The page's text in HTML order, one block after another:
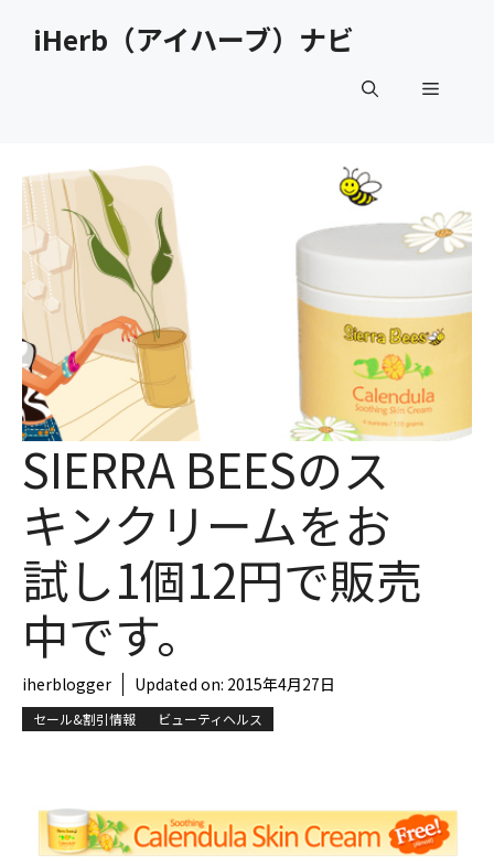
iHerb（アイハーブ）ナビ
メ
ュ
SIERRA BEESのス
キンクリームをお
試し1個12円で販売
中です。
iherblogger Updated on: 2015年4月27日
セール&割引情報 ビューティヘルス